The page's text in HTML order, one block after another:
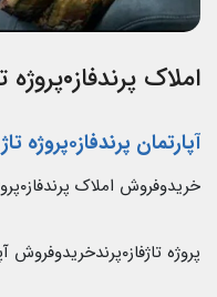
املاک پرندفاز۰پروژه تاژ
آپارتمان پرندفاز۰پروژه تاژ
خریدوفروش املاک پرندفاز۰پروژه تاژ
پروژه تاژفاز۰پرندخریدوفروش آپارتمان